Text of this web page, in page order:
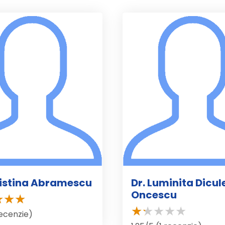
Abramescu
Dr. Luminita
Oncescu